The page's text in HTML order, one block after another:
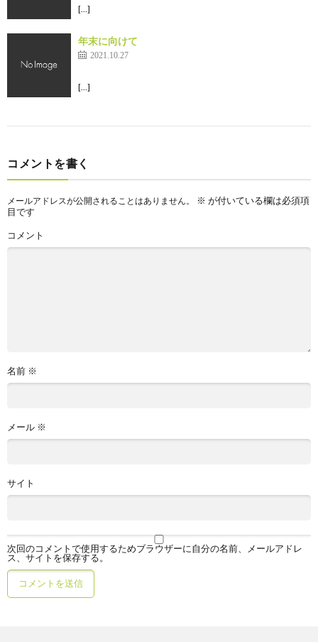
[…]
年末に向けて
2021.10.27
[…]
コメントを書く
メールアドレスが公開されることはありません。 ※ が付いている欄は必須項
目です
コメント
名前 ※
メール ※
サイト
次回のコメントで使用するためブラウザーに自分の名前、メールアドレ
ス、サイトを保存する。